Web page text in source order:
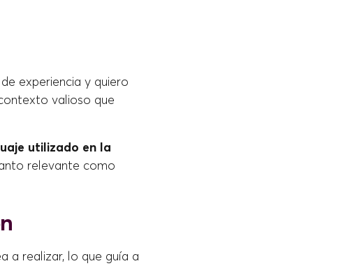
experiencia y quiero
valioso que
utilizado en la
relevante como
a realizar, lo que guía a